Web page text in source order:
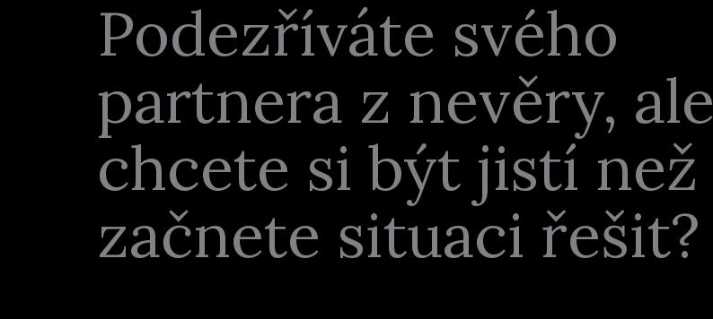
Podezříváte svého
partnera z nevěry, ale
chcete si být jistí než
začnete situaci řešit?